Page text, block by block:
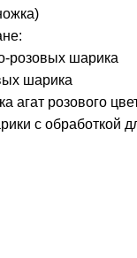
розовых шарика
шарика
агат розового
с обработкой